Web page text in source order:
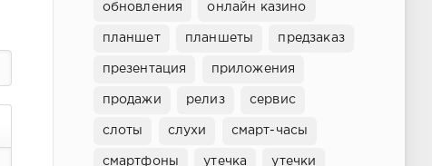
обновления онлайн казино
планшет планшеты предзаказ
презентация приложения
продажи релиз сервис
слоты слухи смарт-часы
смартфоны утечка утечки